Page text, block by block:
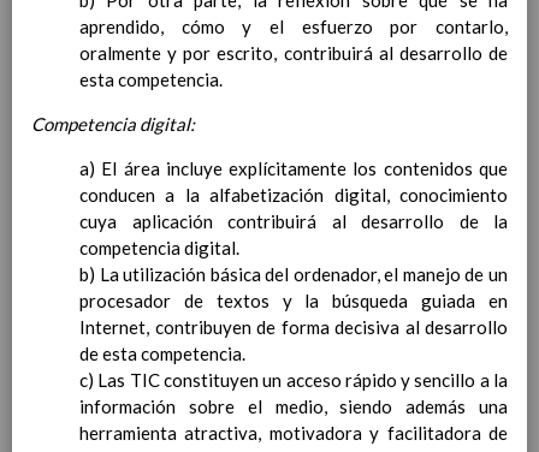
las competencias clave
ConcreciÃ³n curricular
para la etapa. Perfiles de
Objetivos del Ã¡rea
ContribuciÃ³n del Ã¡rea a
las competencias clave
para la etapa. Perfiles de
Ã¡rea y de competencias
Ãrea de EducaciÃ³n ArtÃ­stica
ContribuciÃ³n del Ã¡rea a
las competencias clave
ConcreciÃ³n curricular
aprendido, cómo y el esfuerzo por contarlo,
oralmente y por escrito, contribuirá al desarrollo de
esta competencia.
Competencia digital:
a) El área incluye explícitamente los contenidos que
conducen a la alfabetización digital, conocimiento
cuya aplicación contribuirá al desarrollo de la
competencia digital.
b) La utilización básica del ordenador, el manejo de un
procesador de textos y la búsqueda guiada en
Internet, contribuyen de forma decisiva al desarrollo
de esta competencia.
c) Las TIC constituyen un acceso rápido y sencillo a la
información sobre el medio, siendo además una
herramienta atractiva, motivadora y facilitadora de